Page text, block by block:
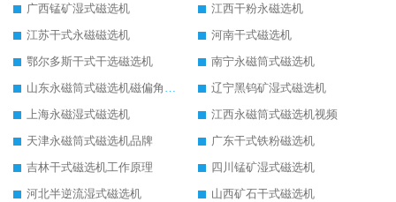
广西锰矿湿式磁选机
江西干粉永磁选机
江苏干式永磁磁选机
河南干式磁选机
鄂尔多斯干式干选磁选机
南宁永磁筒式磁选机
山东永磁筒式磁选机磁偏角怎么调整
辽宁黑钨矿湿式磁选机
上海永磁湿式磁选机
江西永磁筒式磁选机视频
天津永磁筒式磁选机品牌
广东干式铁粉磁选机
吉林干式磁选机工作原理
四川锰矿湿式磁选机
河北半逆流湿式磁选机
山西矿石干式磁选机